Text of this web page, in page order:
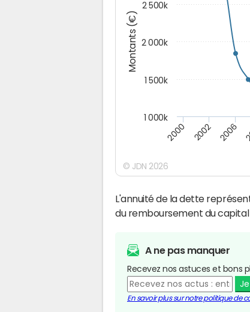
Montants (€)
2000 2002 2006
1 000k
1 500k
2 000k
2 500k
© JDN 2026
L'annuité de la dette
du remboursement du capital
A ne pas manquer
Recevez nos astuces et bons
En savoir plus sur notre politique de